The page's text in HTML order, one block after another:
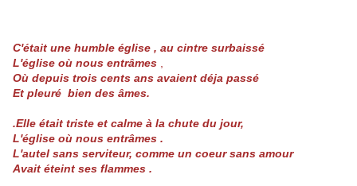
C'était une humble église , au cintre surbaissé
L'église où nous entrâmes
Où depuis trois cents ans avaient déja passé
Et pleuré bien des âmes.
.Elle était triste et calme à la chute du jour,
L'église où nous entrâmes .
L'autel sans serviteur, comme un coeur sans amour
Avait éteint ses flammes .